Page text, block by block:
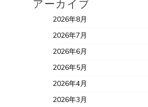
アーカイブ
2026年8月
2026年7月
2026年6月
2026年5月
2026年4月
2026年3月